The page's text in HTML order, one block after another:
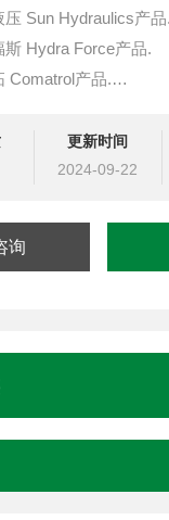
Sun Hydraulics产品.
Hydra Force产品.
Comatrol产品.
计,油路块设计,阀块设
力士乐、派克、中国
更新时间
2024-09-22
询